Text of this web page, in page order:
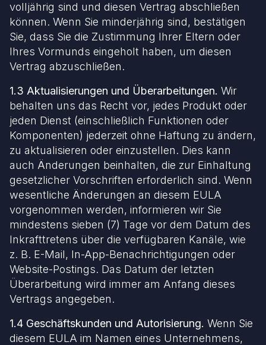
volljährig sind und diesen Vertrag abschließen
können. Wenn Sie minderjährig sind, bestätigen
Sie, dass Sie die Zustimmung Ihrer Eltern oder
Ihres Vormunds eingeholt haben, um diesen
Vertrag abzuschließen.
1.3 Aktualisierungen und Überarbeitungen. Wir
behalten uns das Recht vor, jedes Produkt oder
jeden Dienst (einschließlich Funktionen oder
Komponenten) jederzeit ohne Haftung zu ändern,
zu aktualisieren oder einzustellen. Dies kann
auch Änderungen beinhalten, die zur Einhaltung
gesetzlicher Vorschriften erforderlich sind. Wenn
wesentliche Änderungen an diesem EULA
vorgenommen werden, informieren wir Sie
mindestens sieben (7) Tage vor dem Datum des
Inkrafttretens über die verfügbaren Kanäle, wie
z. B. E-Mail, In-App-Benachrichtigungen oder
Website-Postings. Das Datum der letzten
Überarbeitung wird immer am Anfang dieses
Vertrags angegeben.
1.4 Geschäftskunden und Autorisierung. Wenn Sie
diesem EULA im Namen eines Unternehmens,